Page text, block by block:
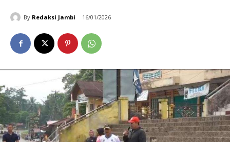
By Redaksi Jambi 16/01/2026